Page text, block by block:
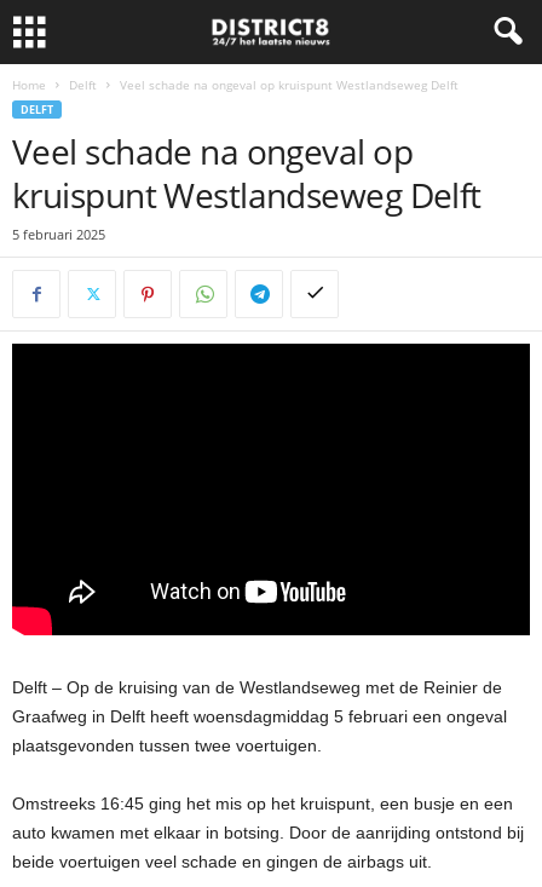
Home Delft Veel schade na ongeval op kruispunt Westlandseweg Delft
DELFT
Veel schade na ongeval op
kruispunt Westlandseweg Delft
5 februari 2025
Delft – Op de kruising van de Westlandseweg met de Reinier de
Graafweg in Delft heeft woensdagmiddag 5 februari een ongeval
plaatsgevonden tussen twee voertuigen.
Omstreeks 16:45 ging het mis op het kruispunt, een busje en een
auto kwamen met elkaar in botsing. Door de aanrijding ontstond bij
beide voertuigen veel schade en gingen de airbags uit.